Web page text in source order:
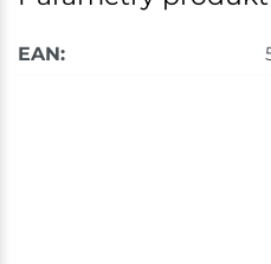
EAN: